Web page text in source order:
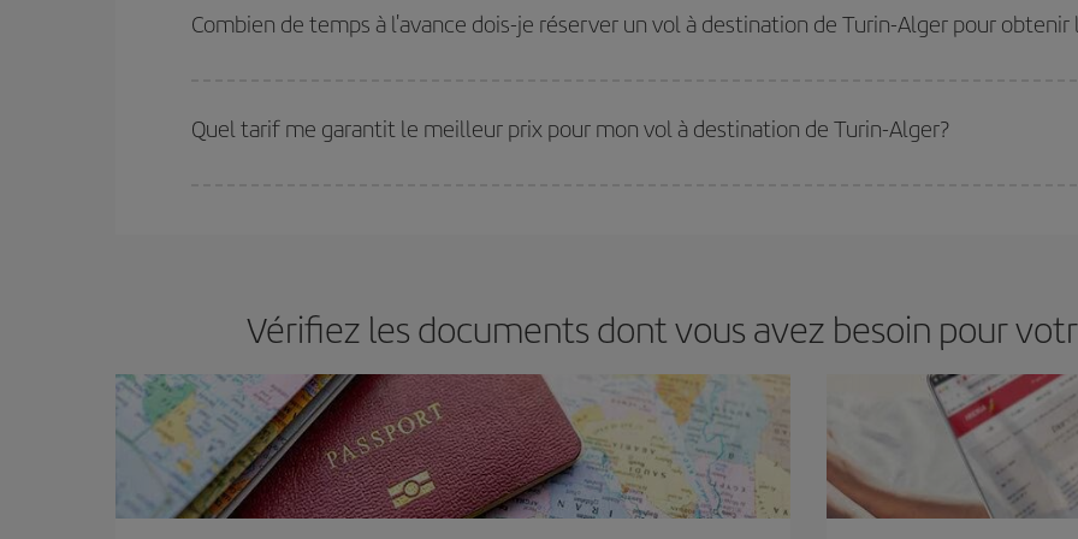
vous réservez vos billets, plus vous bénéficiez de prix économiques. De plus, en restant flexible sur les dates et les horaires
choisir le prix le plus économique.
Combien de temps à l'avance dois-je réserver un vol à destination de Turin-Alger pour
plus économiques (touristiques). Par conséquent, réserver à l'avance est fondamental pour trouver des vols pas chers
Quel tarif me garantit le meilleur prix pour mon vol à destination de Turin-Alger?
Vérifiez les documents dont vous avez besoin pour